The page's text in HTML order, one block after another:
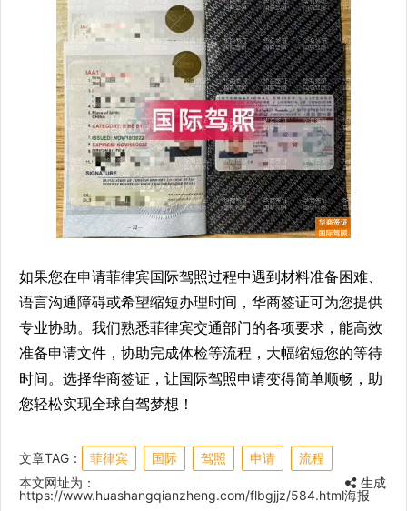
如果您在申请菲律宾国际驾照过程中遇到材料准备困难、
语言沟通障碍或希望缩短办理时间，华商签证可为您提供
专业协助。我们熟悉菲律宾交通部门的各项要求，能高效
准备申请文件，协助完成体检等流程，大幅缩短您的等待
时间。选择华商签证，让国际驾照申请变得简单顺畅，助
您轻松实现全球自驾梦想！
文章TAG： 菲律宾 国际 驾照 申请
流程
本文网址为：
https://www.huashangqianzheng.com/flbgjjz/584.html
生成
海报